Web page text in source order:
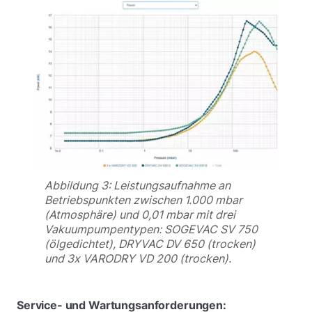
Abbildung 3: Leistungsaufnahme an
Betriebspunkten zwischen 1.000 mbar
(Atmosphäre) und 0,01 mbar mit drei
Vakuumpumpentypen: SOGEVAC SV 750
(ölgedichtet), DRYVAC DV 650 (trocken)
und 3x VARODRY VD 200 (trocken).
Service- und Wartungsanforderungen: